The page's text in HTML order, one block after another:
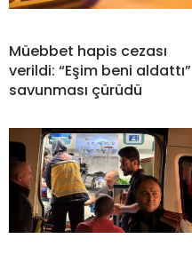
Müebbet hapis cezası
verildi: “Eşim beni aldattı”
savunması çürüdü